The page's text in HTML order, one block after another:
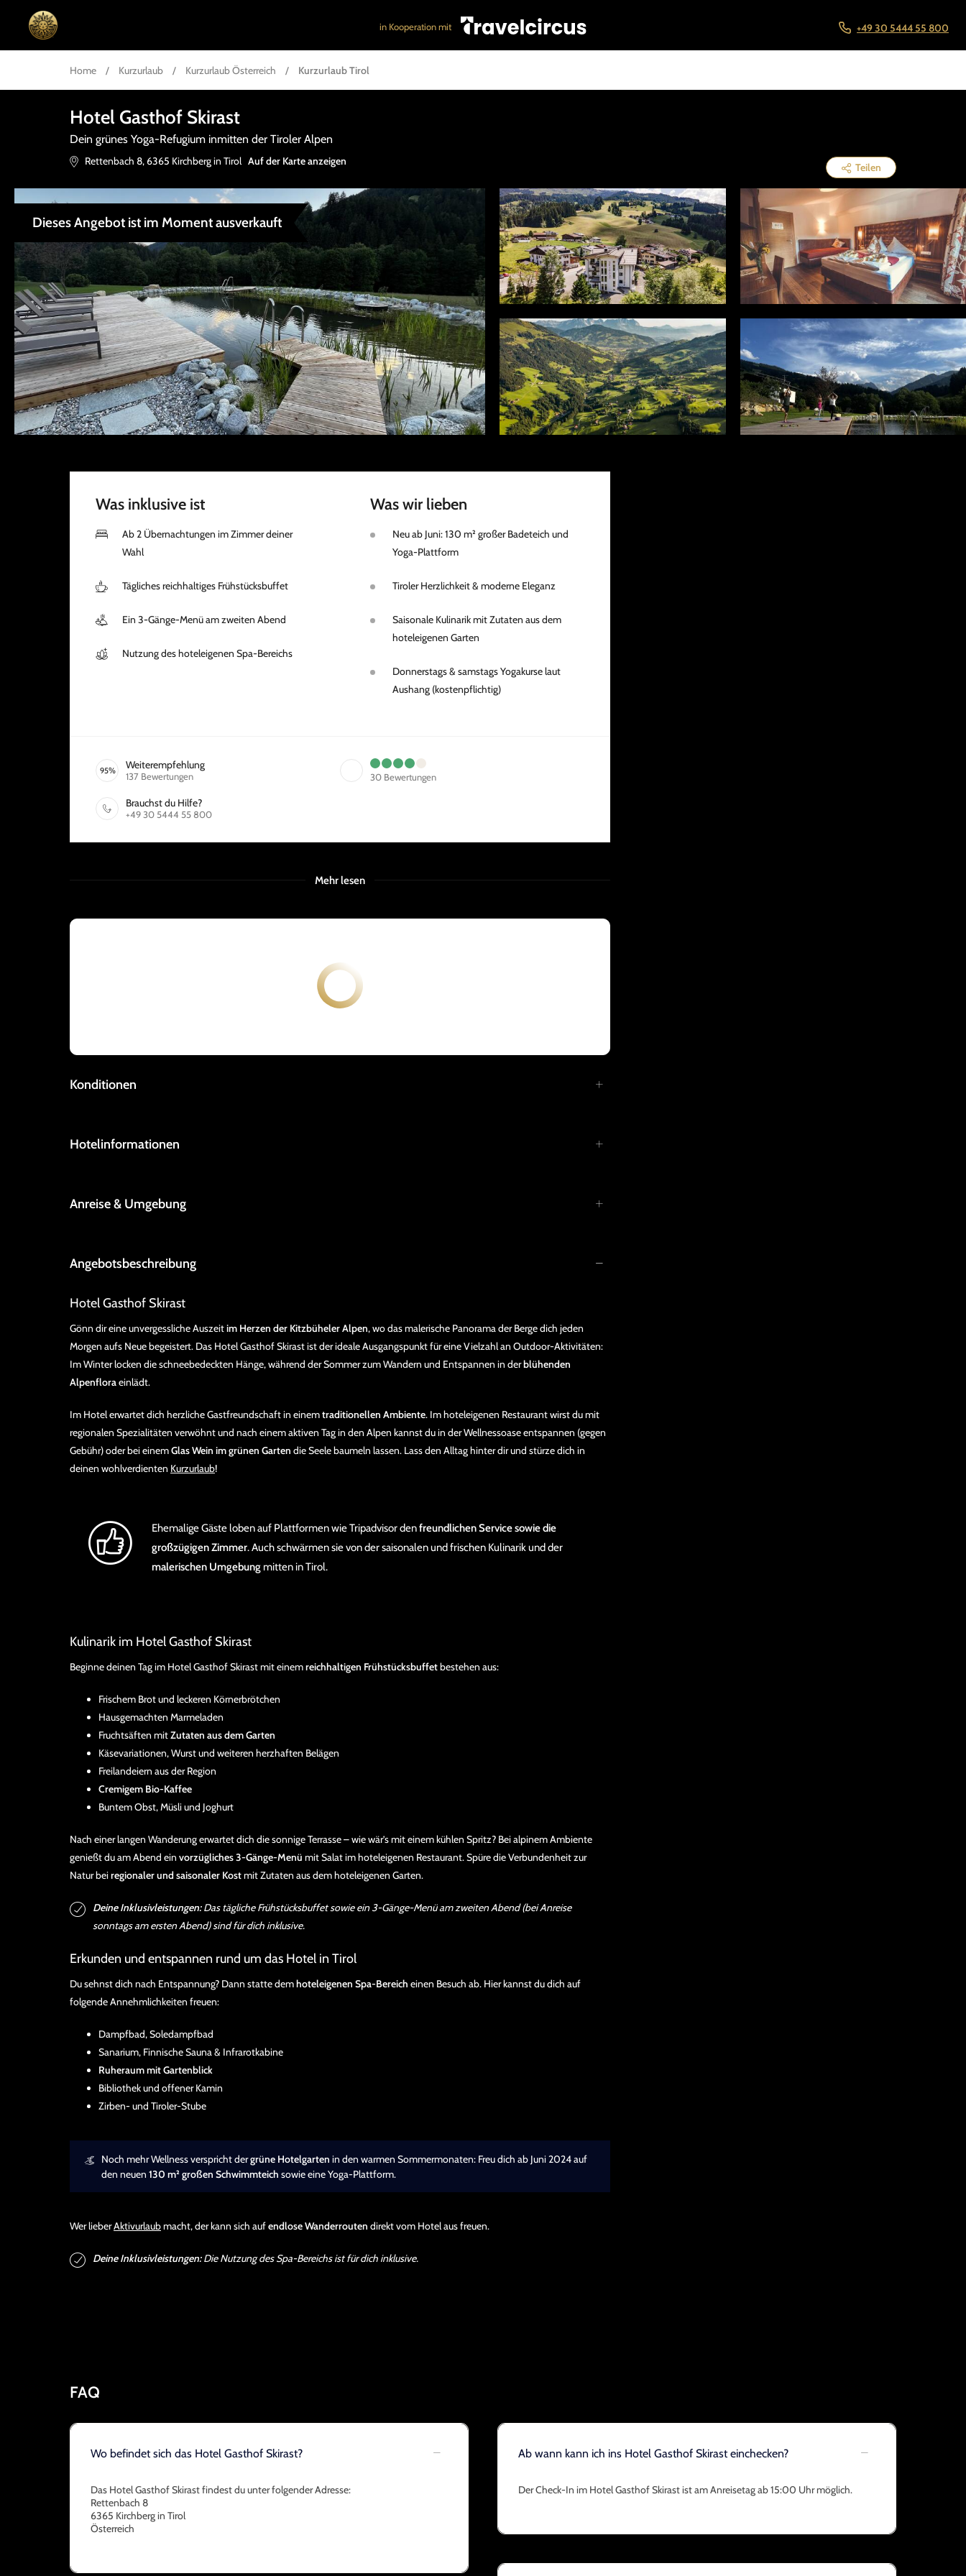
in Kooperation mit +49 30 5444 55 800
Home / Kurzurlaub / Kurzurlaub Österreich / Kurzurlaub Tirol
Hotel Gasthof Skirast
Dein grünes Yoga-Refugium inmitten der Tiroler Alpen
Rettenbach 8,6365 Kirchberg in Tirol Auf der Karte anzeigen Teilen
Dieses Angebot ist im Moment ausverkauft
Was inklusive ist
Ab 2 Übernachtungen im Zimmer deiner
Wahl
Tägliches reichhaltiges Frühstücksbuffet
Ein 3-Gänge-Menü am zweiten Abend
Nutzung des hoteleigenen Spa-Bereichs
Was wir lieben
Neu ab Juni: 130 m² großer Badeteich und
Yoga-Plattform
Tiroler Herzlichkeit & moderne Eleganz
Saisonale Kulinarik mit Zutaten aus dem
hoteleigenen Garten
Donnerstags & samstags Yogakurse laut
Aushang (kostenpflichtig)
95% Weiterempfehlung
137 Bewertungen 30 Bewertungen
Brauchst du Hilfe?
+49 30 5444 55 800
Mehr lesen
Konditionen
Hotelinformationen
Anreise & Umgebung
Angebotsbeschreibung
Hotel Gasthof Skirast
Gönn dir eine unvergessliche Auszeitim Herzen der Kitzbüheler Alpen, wo das malerische Panorama der Berge dich jeden
Morgen aufs Neue begeistert. Das Hotel Gasthof Skirast ist der ideale Ausgangspunkt für eine Vielzahl an Outdoor-Aktivitäten:
Im Winter locken die schneebedeckten Hänge, während der Sommer zum Wandern und Entspannen in derblühenden
Alpenfloraeinlädt.
Im Hotel erwartet dich herzliche Gastfreundschaft in einemtraditionellen Ambiente. Im hoteleigenen Restaurant wirst du mit
regionalen Spezialitäten verwöhnt und nach einem aktiven Tag in den Alpen kannst du in der Wellnessoase entspannen (gegen
Gebühr) oder bei einemGlas Wein im grünen Garten die Seele baumeln lassen. Lass den Alltag hinter dir und stürze dich in
deinen wohlverdienten Kurzurlaub!
Ehemalige Gäste loben auf Plattformen wie Tripadvisor denfreundlichen Service sowie die
großzügigen Zimmer. Auch schwärmen sie von der saisonalen und frischen Kulinarik und der
malerischen Umgebung mitten in Tirol.
Kulinarik im Hotel Gasthof Skirast
Beginne deinen Tag im Hotel Gasthof Skirast mit einemreichhaltigen Frühstücksbuffetbestehen aus:
Frischem Brot und leckeren Körnerbrötchen
Hausgemachten Marmeladen
Fruchtsäften mitZutaten aus dem Garten
Käsevariationen, Wurst und weiteren herzhaften Belägen
Freilandeiern aus der Region
Cremigem Bio-Kaffee
Buntem Obst, Müsli und Joghurt
Nach einer langen Wanderung erwartet dich die sonnige Terrasse – wie wär’s mit einem kühlen Spritz? Bei alpinem Ambiente
genießt du am Abend ein vorzügliches 3-Gänge-Menü mit Salat im hoteleigenen Restaurant. Spüre die Verbundenheit zur
Natur beiregionaler und saisonaler Kostmit Zutaten aus dem hoteleigenen Garten.
Deine Inklusivleistungen:Das tägliche Frühstücksbuffet sowie ein 3-Gänge-Menü am zweiten Abend (bei Anreise
sonntags am ersten Abend) sind für dich inklusive.
Erkunden und entspannen rund um das Hotel in Tirol
Du sehnst dich nach Entspannung? Dann statte demhoteleigenen Spa-Bereich einen Besuch ab. Hier kannst du dich auf
folgende Annehmlichkeiten freuen:
Dampfbad, Soledampfbad
Sanarium, Finnische Sauna & Infrarotkabine
Ruheraum mit Gartenblick
Bibliothek und offener Kamin
Zirben- und Tiroler-Stube
Noch mehr Wellness verspricht dergrüne Hotelgarten in den warmen Sommermonaten: Freu dich ab Juni 2024 auf
den neuen 130 m² großen Schwimmteich sowie eine Yoga-Plattform.
Wer lieberAktivurlaubmacht, der kann sich aufendlose Wanderrouten direkt vom Hotel aus freuen.
Deine Inklusivleistungen:Die Nutzung des Spa-Bereichs ist für dich inklusive.
FAQ
Wo befindet sich das Hotel Gasthof Skirast?
Das Hotel Gasthof Skirast findest du unter folgender Adresse:
Rettenbach 8
6365 Kirchberg in Tirol
Österreich
Ab wann kann ich ins Hotel Gasthof Skirast einchecken?
Der Check-In im Hotel Gasthof Skirast ist am Anreisetag ab 15:00 Uhr möglich.